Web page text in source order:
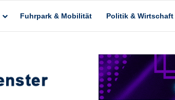
Fuhrpark & Mobilität Politik & Wirtschaft